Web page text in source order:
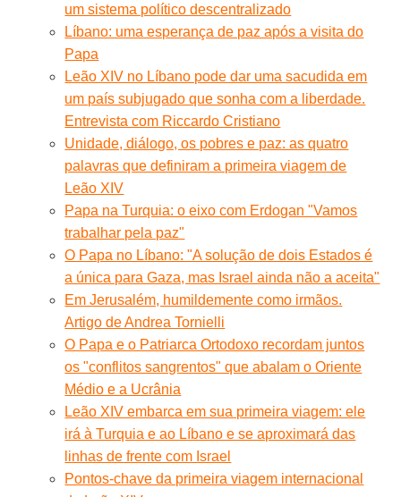
um sistema político descentralizado
Líbano: uma esperança de paz após a visita do
Papa
Leão XIV no Líbano pode dar uma sacudida em
um país subjugado que sonha com a liberdade.
Entrevista com Riccardo Cristiano
Unidade, diálogo, os pobres e paz: as quatro
palavras que definiram a primeira viagem de
Leão XIV
Papa na Turquia: o eixo com Erdogan "Vamos
trabalhar pela paz"
O Papa no Líbano: "A solução de dois Estados é
a única para Gaza, mas Israel ainda não a aceita"
Em Jerusalém, humildemente como irmãos.
Artigo de Andrea Tornielli
O Papa e o Patriarca Ortodoxo recordam juntos
os "conflitos sangrentos" que abalam o Oriente
Médio e a Ucrânia
Leão XIV embarca em sua primeira viagem: ele
irá à Turquia e ao Líbano e se aproximará das
linhas de frente com Israel
Pontos-chave da primeira viagem internacional